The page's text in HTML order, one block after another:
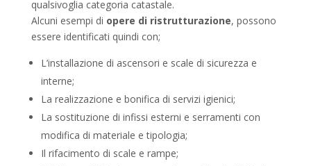
qualsivoglia categoria catastale.
Alcuni esempi di opere di ristrutturazione, possono
essere identificati quindi con;
L’installazione di ascensori e scale di sicurezza e
interne;
La realizzazione e bonifica di servizi igienici;
La sostituzione di infissi esterni e serramenti con
modifica di materiale e tipologia;
Il rifacimento di scale e rampe;